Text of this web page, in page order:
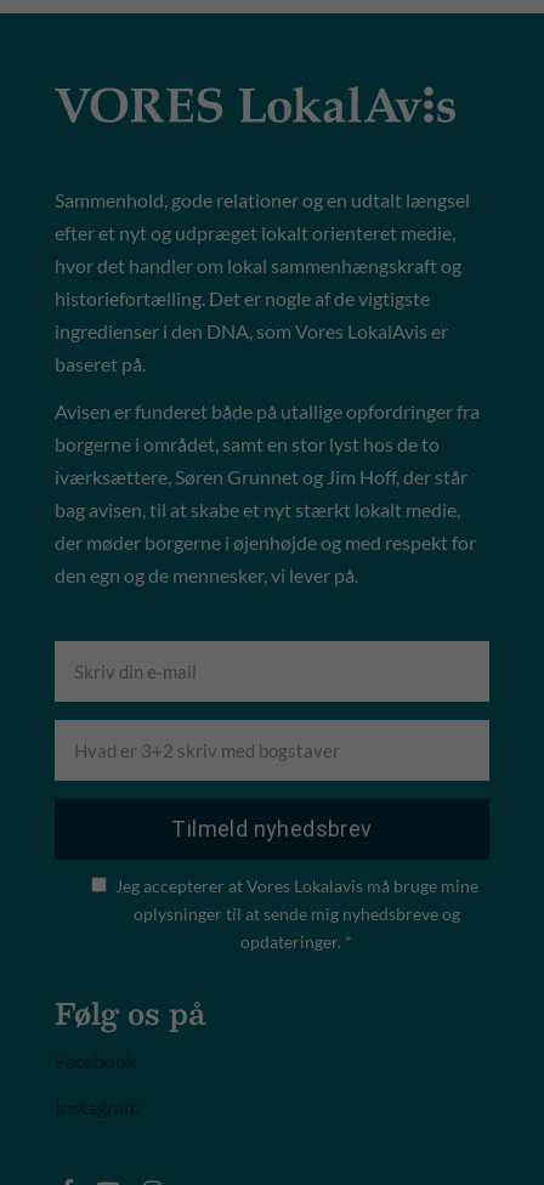
Sammenhold, gode relationer og en udtalt længsel
efter et nyt og udpræget lokalt orienteret medie,
hvor det handler om lokal sammenhængskraft og
historiefortælling. Det er nogle af de vigtigste
ingredienser i den DNA, som Vores LokalAvis er
baseret på.
Avisen er funderet både på utallige opfordringer fra
borgerne i området, samt en stor lyst hos de to
iværksættere, Søren Grunnet og Jim Hoff, der står
bag avisen, til at skabe et nyt stærkt lokalt medie,
der møder borgerne i øjenhøjde og med respekt for
den egn og de mennesker, vi lever på.
Jeg accepterer at Vores Lokalavis må bruge mine
oplysninger til at sende mig nyhedsbreve og
opdateringer. *
Følg os på